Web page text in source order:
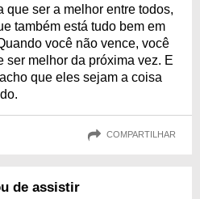
que ser a melhor entre todos,
também está tudo bem em
você não vence, você
ser melhor da próxima vez. E
que eles sejam a coisa
COMPARTILHAR
de assistir